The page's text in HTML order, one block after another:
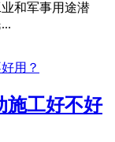
和军事用途潜
施工好不好